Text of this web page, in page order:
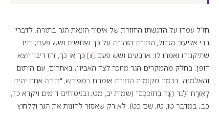
חז"ל עמדו על הדגשתו החוזרת של איסור הונאת הגר בתורה. לדברי
רבי אליעזר הגדול, התורה הזהירה על כך שלושים ושש פעם; והיו
שתיקנוהו ואמרו לו: ארבעים ושש פעם.[ii]
כך או כך, זהו ריבוי יוצא
דופן. בחלק מהמקרים הגר מוזכר לצד האביון; באחרים, עם היתום
והאלמנה. בכמה מקומות התורה אומרת במפורש, "תּוֹרָה אַחַת יִהְיֶה
לָאֶזְרָח וְלַגֵּר הַגָּר בְּתוֹכְכֶם" (שמות יב, מט; ובניסוחים דומים ויקרא כד,
כב; במדבר טו, טז; שם כט). לא רק שאסור להונות את הגר וללחוץ